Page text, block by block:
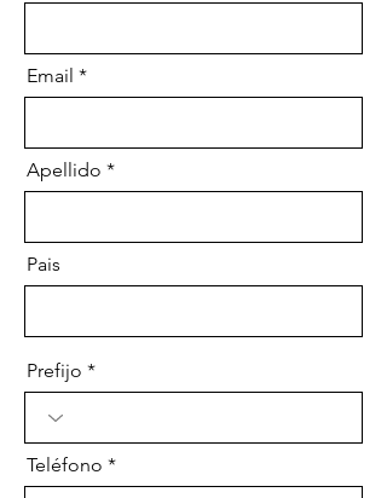
Email
Apellido
Pais
Prefijo
Teléfono